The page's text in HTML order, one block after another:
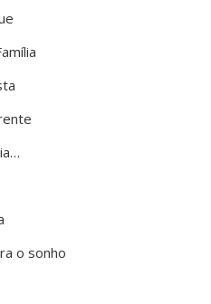
o sonho